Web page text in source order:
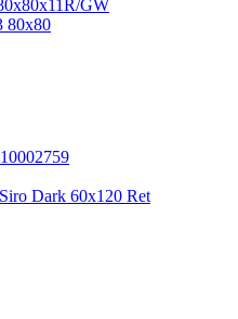
80x80
Dark 60x120 Ret